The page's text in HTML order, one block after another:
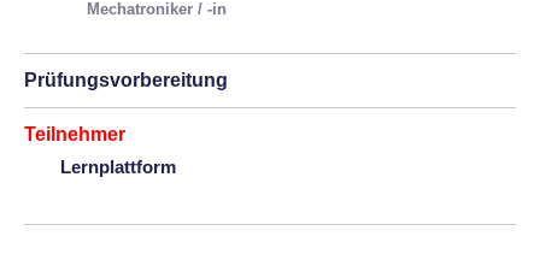
Mechatroniker / -in
Prüfungsvorbereitung
Teilnehmer
Lernplattform